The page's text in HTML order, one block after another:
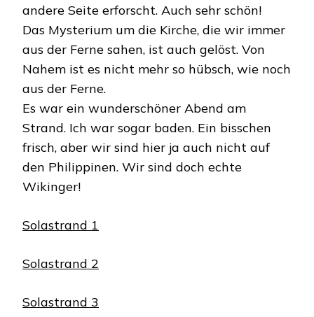
andere Seite erforscht. Auch sehr schön!
Das Mysterium um die Kirche, die wir immer
aus der Ferne sahen, ist auch gelöst. Von
Nahem ist es nicht mehr so hübsch, wie noch
aus der Ferne.
Es war ein wunderschöner Abend am
Strand. Ich war sogar baden. Ein bisschen
frisch, aber wir sind hier ja auch nicht auf
den Philippinen. Wir sind doch echte
Wikinger!
Solastrand 1
Solastrand 2
Solastrand 3